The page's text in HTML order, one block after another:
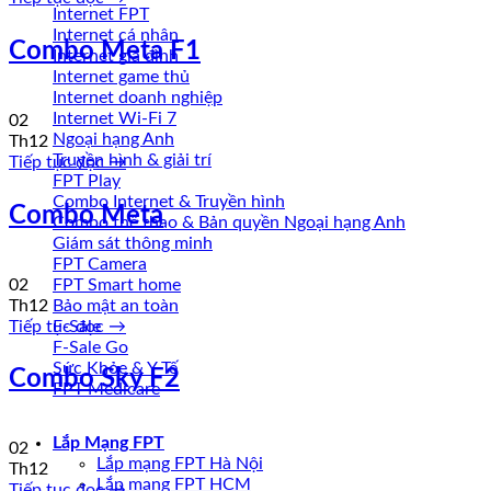
Internet FPT
Internet cá nhân
Internet gia đình
Internet game thủ
Internet doanh nghiệp
Internet Wi-Fi 7
Ngoại hạng Anh
Truyền hình & giải trí
FPT Play
Combo Internet & Truyền hình
Combo thể thao & Bản quyền Ngoại hạng Anh
Giám sát thông minh
FPT Camera
FPT Smart home
Bảo mật an toàn
F-Sale
F-Sale Go
Sức Khỏe & Y Tế
FPT Medicare
Lắp Mạng FPT
Lắp mạng FPT Hà Nội
Lắp mạng FPT HCM
Combo Meta F1
02
Th12
Tiếp tục đọc →
Combo Meta
02
Th12
Tiếp tục đọc →
Combo Sky F2
02
Th12